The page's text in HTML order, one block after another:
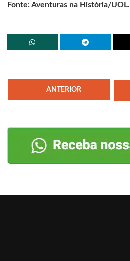
Fonte: Aventuras na História/UOL.
ANTERIOR